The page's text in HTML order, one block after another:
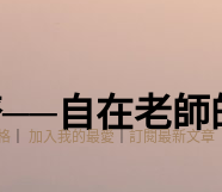
自在老師
加入我的最愛 訂閱最新文章